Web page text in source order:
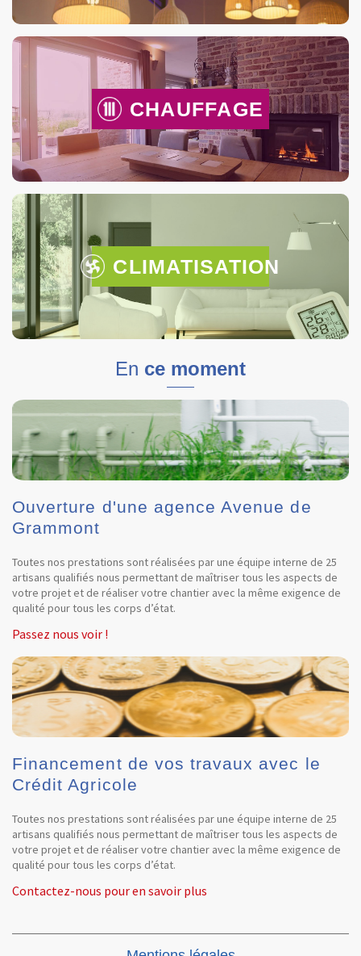
CHAUFFAGE
CLIMATISATION
En ce moment
Ouverture d'une agence Avenue de
Grammont
Toutes nos prestations sont réalisées par une équipe interne de 25
artisans qualifiés nous permettant de maîtriser tous les aspects de
votre projet et de réaliser votre chantier avec la même exigence de
qualité pour tous les corps d’état.
Passez nous voir !
Financement de vos travaux avec le
Crédit Agricole
Toutes nos prestations sont réalisées par une équipe interne de 25
artisans qualifiés nous permettant de maîtriser tous les aspects de
votre projet et de réaliser votre chantier avec la même exigence de
qualité pour tous les corps d’état.
Contactez-nous pour en savoir plus